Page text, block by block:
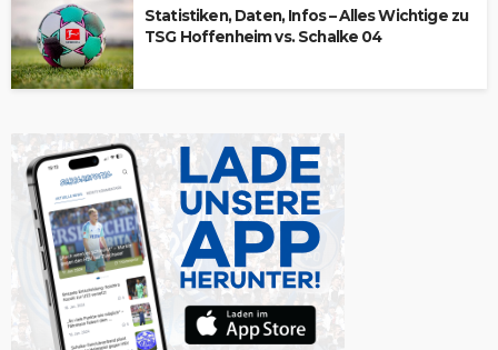
Statistiken, Daten, Infos – Alles Wichtige zu
TSG Hoffenheim vs. Schalke 04